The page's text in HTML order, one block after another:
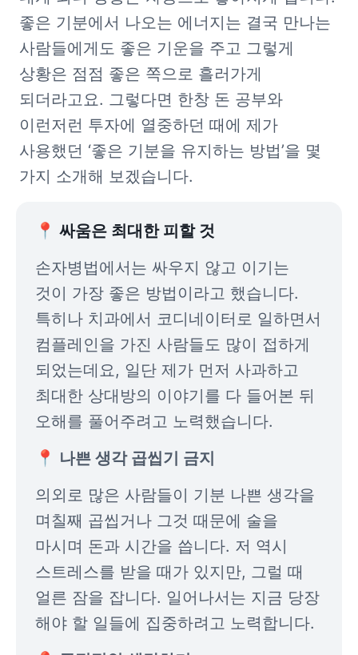
좋은 기분에서 나오는 에너지는 결국 만나는
사람들에게도 좋은 기운을 주고 그렇게
상황은 점점 좋은 쪽으로 흘러가게
되더라고요. 그렇다면 한창 돈 공부와
이런저런 투자에 열중하던 때에 제가
사용했던 ‘좋은 기분을 유지하는 방법’을 몇
가지 소개해 보겠습니다.
📍 싸움은 최대한 피할 것
손자병법에서는 싸우지 않고 이기는
것이 가장 좋은 방법이라고 했습니다.
특히나 치과에서 코디네이터로 일하면서
컴플레인을 가진 사람들도 많이 접하게
되었는데요, 일단 제가 먼저 사과하고
최대한 상대방의 이야기를 다 들어본 뒤
오해를 풀어주려고 노력했습니다.
📍 나쁜 생각 곱씹기 금지
의외로 많은 사람들이 기분 나쁜 생각을
며칠째 곱씹거나 그것 때문에 술을
마시며 돈과 시간을 씁니다. 저 역시
스트레스를 받을 때가 있지만, 그럴 때
얼른 잠을 잡니다. 일어나서는 지금 당장
해야 할 일들에 집중하려고 노력합니다.